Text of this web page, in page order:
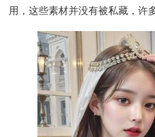
用，这些素材并没有被私藏，许